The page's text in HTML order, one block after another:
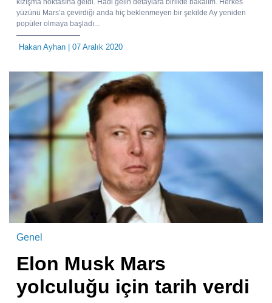
kızışma noktasına geldi. Hadi gelin detaylara birlikte bakalım. Herkes
yüzünü Mars’a çevirdiği anda hiç beklenmeyen bir şekilde Ay yeniden
popüler olmaya başladı...
Hakan Ayhan | 07 Aralık 2020
Genel
Elon Musk Mars
yolculuğu için tarih verdi